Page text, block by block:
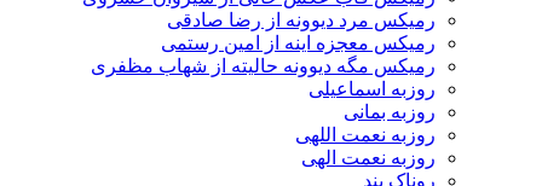
رمیکس مرد دیوونه از رضا صادقی
رمیکس معجزه اینه از امین رستمی
رمیکس مگه دیوونه حالیته از شهاب مظفری
روزبه اسماعیلی
روزبه بمانی
روزبه نعمت اللهی
روزبه نعمت الهی
روناک بند